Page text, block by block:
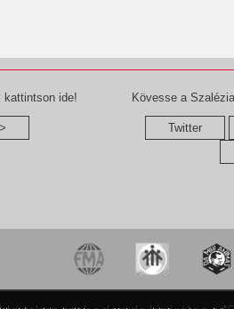
kattintson ide! Kövesse a
Twitter